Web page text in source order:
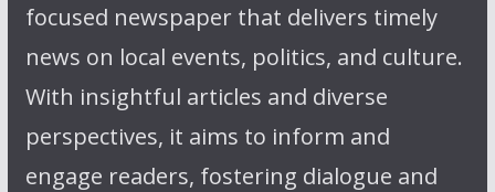
focused newspaper that delivers timely
news on local events, politics, and culture.
With insightful articles and diverse
perspectives, it aims to inform and
engage readers, fostering dialogue and